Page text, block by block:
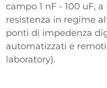
campo 1 nF - 100 uF,
resistenza in regime
ponti di impedenza
automatizzati e
laboratory).